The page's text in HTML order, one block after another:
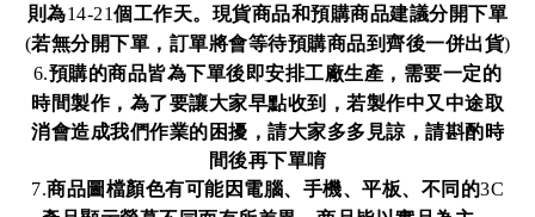
則為14-21個工作天。現貨商品和預購商品建議分開下單
(若無分開下單，訂單將會等待預購商品到齊後一併出貨)
6.預購的商品皆為下單後即安排工廠生產，需要一定的
時間製作，為了要讓大家早點收到，若製作中又中途取
消會造成我們作業的困擾，請大家多多見諒，請斟酌時
間後再下單唷
7.商品圖檔顏色有可能因電腦、手機、平板、不同的3C